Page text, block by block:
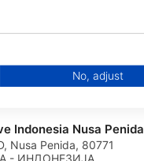
Penida, 00000
Indonesia Nusa Penida
Nusa Penida, 80771
- ИНДОНЕЗИЈА
No, adjust